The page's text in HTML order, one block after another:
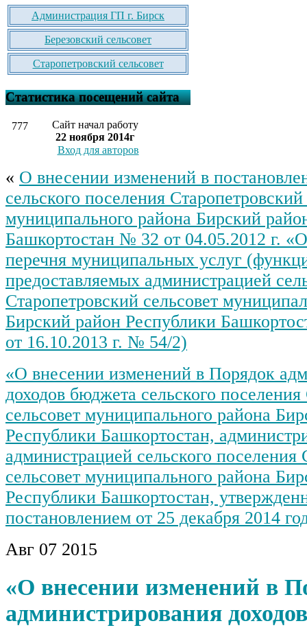
Администрация ГП г. Бирск
Березовский сельсовет
Старопетровский сельсовет
Статистика посещений сайта
777
Сайт начал работу
22 ноября 2014г
Вход для авторов
« О внесении изменений в
сельского поселения Старопетровский
муниципального района Бирский
Башкортостан № 32 от 04.05.2012 г.
перечня муниципальных услуг
предоставляемых администрацией
Старопетровский сельсовет
Бирский район Республики
от 16.10.2013 г. № 54/2)
«О внесении изменений в Порядок
доходов бюджета сельского
сельсовет муниципального района
Республики Башкортостан,
администрацией сельского поселения
сельсовет муниципального района
Республики Башкортостан,
постановлением от 25 декабря 2014
Авг 07 2015
«О внесении изменений в
администрирования